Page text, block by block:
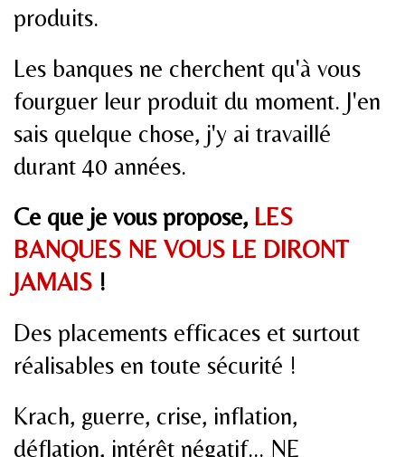
produits.
Les banques ne cherchent qu'à vous
fourguer leur produit du moment. J'en
sais quelque chose, j'y ai travaillé
durant 40 années.
Ce que je vous propose, LES
BANQUES NE VOUS LE DIRONT
JAMAIS !
Des placements efficaces et surtout
réalisables en toute sécurité !
Krach, guerre, crise, inflation,
déflation, intérêt négatif... NE